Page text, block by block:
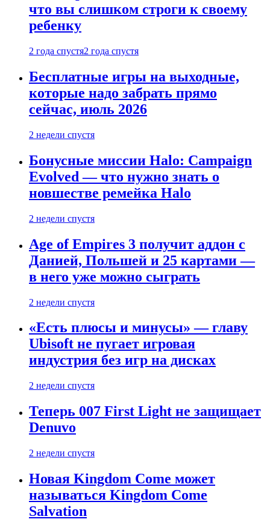
что вы слишком строги к своему
ребенку
2 года спустя2 года спустя
Бесплатные игры на выходные,
которые надо забрать прямо
сейчас, июль 2026
2 недели спустя
Бонусные миссии Halo: Campaign
Evolved — что нужно знать о
новшестве ремейка Halo
2 недели спустя
Age of Empires 3 получит аддон с
Данией, Польшей и 25 картами —
в него уже можно сыграть
2 недели спустя
«Есть плюсы и минусы» — главу
Ubisoft не пугает игровая
индустрия без игр на дисках
2 недели спустя
Теперь 007 First Light не защищает
Denuvo
2 недели спустя
Новая Kingdom Come может
называться Kingdom Come
Salvation